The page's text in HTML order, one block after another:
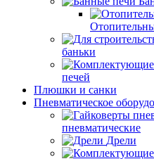
баньки
печей
Плюшки и санки
Пневматическое
пневматические
Дрели